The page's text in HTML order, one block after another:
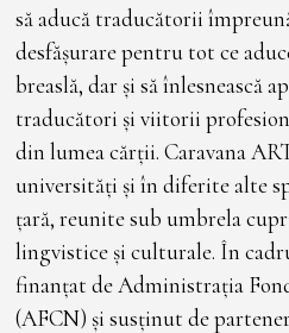
să aducă traducătorii
desfășurare pentru tot ce
breaslă, dar și să înlesnească
traducători și viitorii
din lumea cărții. Caravana
universități și în diferite alte
țară, reunite sub umbrela
lingvistice și culturale. În
finanțat de Administrația
(AFCN) și susținut de